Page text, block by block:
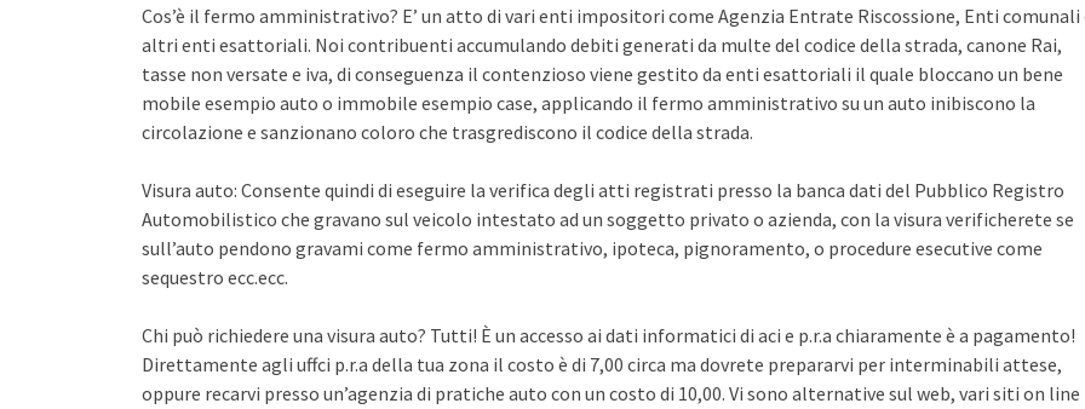
Cos’è il fermo amministrativo? E’ un atto di vari enti impositori come Agenzia Entrate Riscossione, Enti comunali
altri enti esattoriali. Noi contribuenti accumulando debiti generati da multe del codice della strada, canone Rai,
tasse non versate e iva, di conseguenza il contenzioso viene gestito da enti esattoriali il quale bloccano un bene
mobile esempio auto o immobile esempio case, applicando il fermo amministrativo su un auto inibiscono la
circolazione e sanzionano coloro che trasgrediscono il codice della strada.
Visura auto: Consente quindi di eseguire la verifica degli atti registrati presso la banca dati del Pubblico Registro
Automobilistico che gravano sul veicolo intestato ad un soggetto privato o azienda, con la visura verificherete se
sull’auto pendono gravami come fermo amministrativo, ipoteca, pignoramento, o procedure esecutive come
sequestro ecc.ecc.
Chi può richiedere una visura auto? Tutti! È un accesso ai dati informatici di aci e p.r.a chiaramente è a pagamento!
Direttamente agli uffci p.r.a della tua zona il costo è di 7,00 circa ma dovrete prepararvi per interminabili attese,
oppure recarvi presso un’agenzia di pratiche auto con un costo di 10,00. Vi sono alternative sul web, vari siti on line